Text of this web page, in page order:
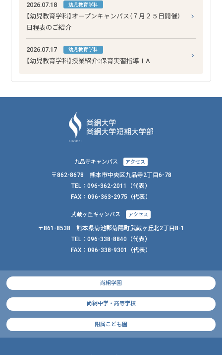
2026.07.18 幼児教育学科
【幼児教育学科】オープンキャンパス（７月２５日開催）
日程表のご紹介
2026.07.17 幼児教育学科
【幼児教育学科】授業紹介：保育実習指導ⅠA
九品寺キャンパス アクセス
〒862-8678 熊本市中央区九品寺2丁目6-78
TEL： 096-362-2011
（代表）
FAX： 096-363-2975（代表）
武蔵ヶ丘キャンパス アクセス
〒861-8538 熊本県菊池郡菊陽町武蔵ヶ丘北2丁目8-1
TEL： 096-338-8840 （代表）
FAX： 096-338-9301（代表）
尚絅学園
尚絅中学・高等学校
附属こども園